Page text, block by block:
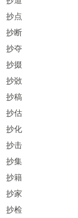
抄点
抄断
抄夺
抄掇
抄敚
抄稿
抄估
抄化
抄击
抄集
抄籍
抄家
抄检